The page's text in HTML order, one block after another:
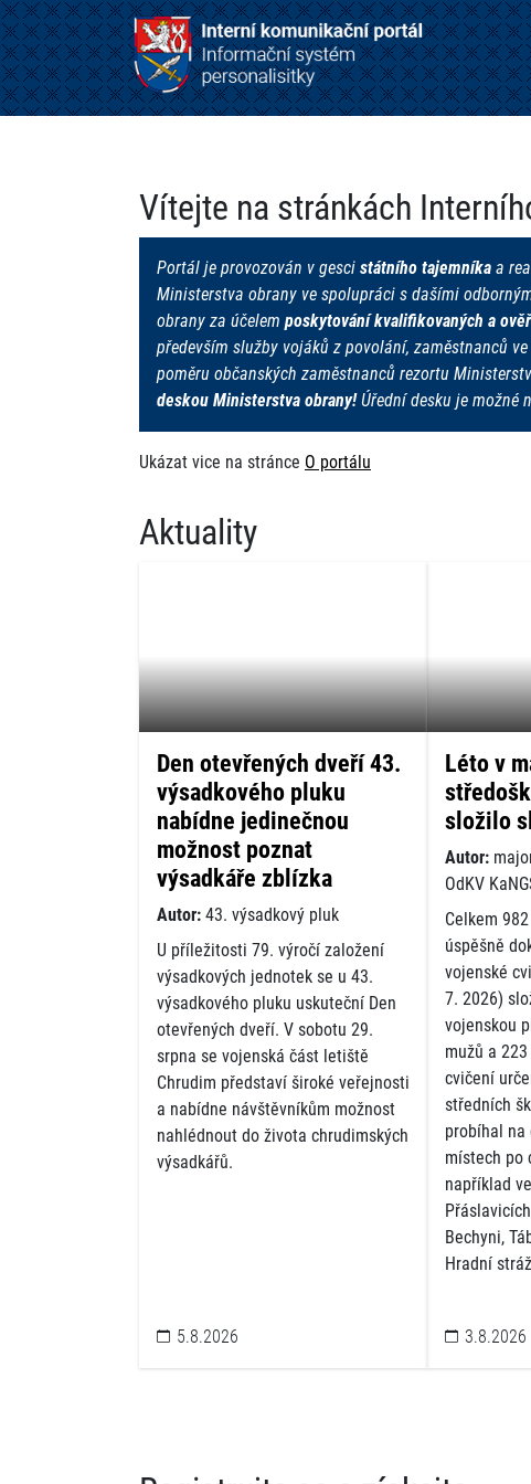
Vítejte na stránkách
Portál je provozován v gesci státního tajemníka a
Ministerstva obrany ve spolupráci s dašími
obrany za účelem poskytování kvalifikovaných a
především služby vojáků z povolání, zaměstnanců
poměru občanských zaměstnanců rezortu
deskou Ministerstva obrany!Úřední desku je možné
Ukázat vice na stránce O portálu
Aktuality
Den otevřených dveří 43.
výsadkového pluku
nabídne jedinečnou
možnost poznat
výsadkáře zblízka
Autor: 43. výsadkový pluk
U příležitosti 79. výročí založení
výsadkových jednotek se u 43.
výsadkového pluku uskuteční Den
otevřených dveří. V sobotu 29.
srpna se vojenská část letiště
Chrudim představí široké veřejnosti
a nabídne návštěvníkům možnost
nahlédnout do života chrudimských
výsadkářů.
5.8.2026
Léto v
složilo
Autor:
OdKV
Celkem
úspěšně
vojenské
7. 2026)
vojenskou
mužů a
cvičení
středních
probíhal na
místech po
například
Bechyni,
Hradní
3.8.2026